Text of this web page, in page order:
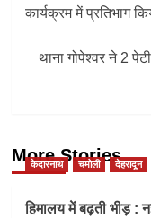
कार्यक्रम में प्रतिभाग
थाना गोपेश्वर ने 2
More Stories
केदारनाथ चमोली देहरादून
हिमालय में बढ़ती भीड़ :